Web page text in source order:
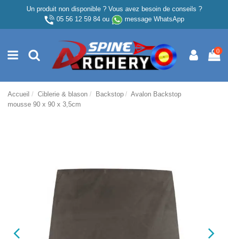
Un produit non disponible ? Vous avez besoin de conseils ?
05 56 12 59 84ou message WhatsApp
0
Accueil Ciblerie & blason Backstop
Avalon Backstop
mousse 90 x 90 x 3,5cm